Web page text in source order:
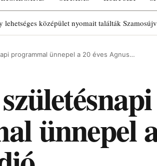
lehetséges középület nyomait találták
programmal ünnepel a 20 éves Agnus…
ünnepel